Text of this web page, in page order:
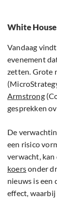
White
Vandaag
evenement
zetten. Grote
Armstrong
gesprekken
De
een risico
verwacht,
koersonder
nieuws is een
effect,